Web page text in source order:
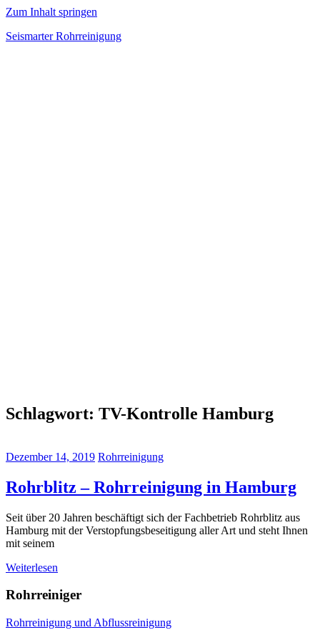
Zum Inhalt springen
Seismarter Rohrreinigung
Schlagwort: TV-Kontrolle Hamburg
Dezember 14, 2019 Rohrreinigung
Rohrblitz – Rohrreinigung in Hamburg
Seit über 20 Jahren beschäftigt sich der Fachbetrieb Rohrblitz aus
Hamburg​ mit der Verstopfungsbeseitigung aller Art und steht Ihnen
mit seinem
Weiterlesen
Rohrreiniger
Rohrreinigung und Abflussreinigung